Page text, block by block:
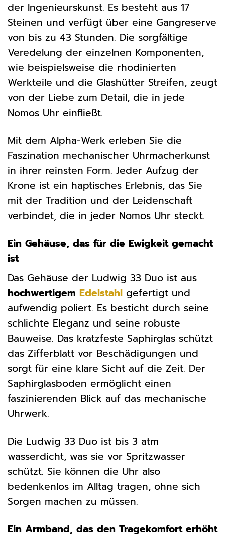
der Ingenieurskunst. Es besteht aus 17
Steinen und verfügt über eine Gangreserve
von bis zu 43 Stunden. Die sorgfältige
Veredelung der einzelnen Komponenten,
wie beispielsweise die rhodinierten
Werkteile und die Glashütter Streifen, zeugt
von der Liebe zum Detail, die in jede
Nomos Uhr einfließt.
Mit dem Alpha-Werk erleben Sie die
Faszination mechanischer Uhrmacherkunst
in ihrer reinsten Form. Jeder Aufzug der
Krone ist ein haptisches Erlebnis, das Sie
mit der Tradition und der Leidenschaft
verbindet, die in jeder Nomos Uhr steckt.
Ein Gehäuse, das für die Ewigkeit gemacht
ist
Das Gehäuse der Ludwig 33 Duo ist aus
hochwertigem Edelstahl gefertigt und
aufwendig poliert. Es besticht durch seine
schlichte Eleganz und seine robuste
Bauweise. Das kratzfeste Saphirglas schützt
das Zifferblatt vor Beschädigungen und
sorgt für eine klare Sicht auf die Zeit. Der
Saphirglasboden ermöglicht einen
faszinierenden Blick auf das mechanische
Uhrwerk.
Die Ludwig 33 Duo ist bis 3 atm
wasserdicht, was sie vor Spritzwasser
schützt. Sie können die Uhr also
bedenkenlos im Alltag tragen, ohne sich
Sorgen machen zu müssen.
Ein Armband, das den Tragekomfort erhöht